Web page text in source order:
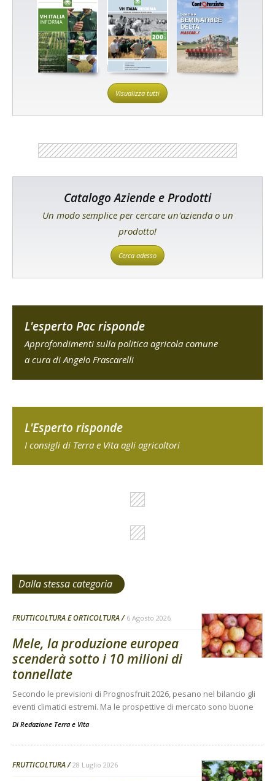
Visualizza tutti
Catalogo Aziende e Prodotti
Un modo semplice per cercare un'azienda o un
prodotto!
Cerca adesso
L'esperto Pac risponde
Approfondimenti sulla politica agricola comune
a cura di Angelo Frascarelli
L'Esperto risponde
I consigli di Terra e Vita agli agricoltori
Dalla stessa categoria
FRUTTICOLTURA E ORTICOLTURA 6 Agosto 2026
Mele, la produzione europea
scenderà sotto i 10 milioni di
tonnellate
Secondo le previsioni di Prognosfruit 2026, pesano nel bilancio gli
eventi climatici estremi. Ma le prospettive di mercato sono buone
Di Redazione Terra e Vita
FRUTTICOLTURA 28 Luglio 2026